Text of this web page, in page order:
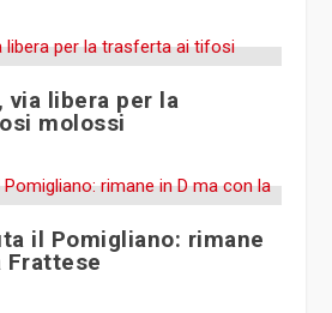
via libera per la
molossi
il Pomigliano: rimane
Frattese